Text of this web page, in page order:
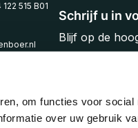
om functies voor social
over uw gebruik
Schrijf u in
Blijf op de
515 B01